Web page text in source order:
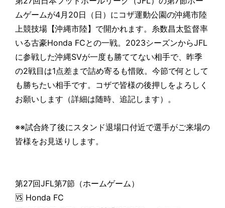
ムゲームが4月20日（日）にコザ運動公園の沖縄市陸
上競技場【沖縄市陸】で開かれます。糸数昌太監督率
いる古豪Honda FCとの一戦。2023シーズンからJFL
に参戦した沖縄SVが一度も勝ててない相手で、昨季
の2戦目は1点差まで詰め寄るも惜敗。今節で何として
も勝ちたい相手です。コザで皆様の後押しをよろしく
お願いします（詳細は随時、追記します）。
※※試合終了後にスタンド退場口付近で選手がご来場の
皆様をお見送りします。
第27回JFL第7節（ホームゲーム）
🆚 Honda FC